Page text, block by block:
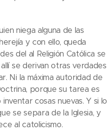
niega alguna de las
y con ello, queda
del al Religión Católica se
se derivan otras verdades
Ni la máxima autoridad de
porque su tarea es
cosas nuevas. Y si lo
se separa de la Iglesia, y
al catolicismo.